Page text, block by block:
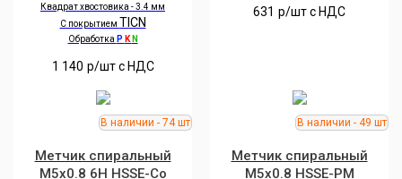
Квадрат хвостовика - 3.4 мм
С покрытием TICN
Обработка P K N
1 140 р/шт c НДС
631 р/шт c НДС
Метчик спиральный
M5x0.8 6H HSSE-Co
Метчик спиральный
M5x0.8 HSSE-PM